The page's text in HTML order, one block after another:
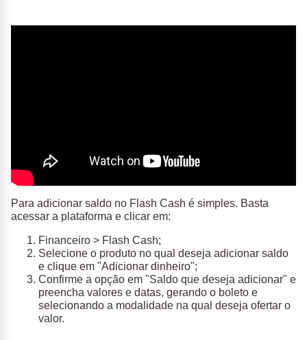
Para adicionar saldo no Flash Cash é simples. Basta
acessar a plataforma e clicar em:
Financeiro > Flash Cash;
Selecione o produto no qual deseja adicionar saldo
e clique em "Adicionar dinheiro";
Confirme a opção em "Saldo que deseja adicionar" e
preencha valores e datas, gerando o boleto e
selecionando a modalidade na qual deseja ofertar o
valor.